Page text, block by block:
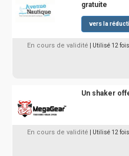
gratuite
vers la
En cours de validité | Utilisé 12 fois
Un shaker
En cours de validité | Utilisé 12 fois